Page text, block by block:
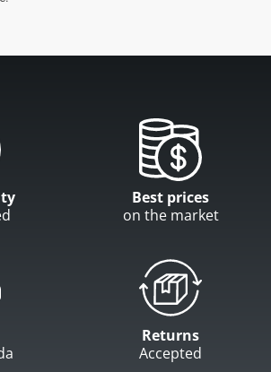
Best prices
on the market
Returns
Accepted